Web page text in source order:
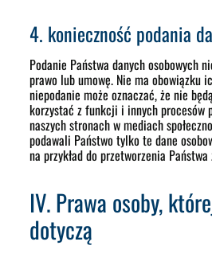
4. konieczność podania
Podanie Państwa danych osobowych
prawo lub umowę. Nie ma obowiązku
niepodanie może oznaczać, że nie
korzystać z funkcji i innych procesów
naszych stronach w mediach
podawali Państwo tylko te dane
na przykład do przetworzenia
IV. Prawa osoby,
dotyczą